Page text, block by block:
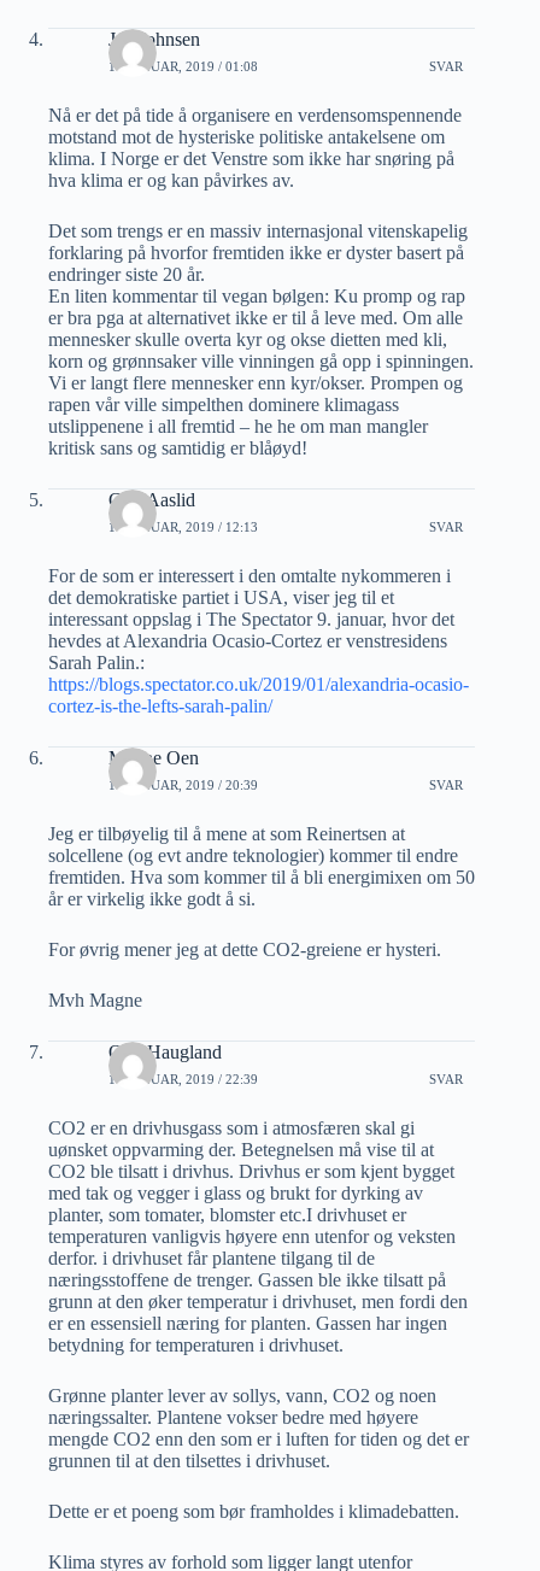
Jan Johnsen
11 JANUAR, 2019 / 01:08 SVAR
Nå er det på tide å organisere en verdensomspennende
motstand mot de hysteriske politiske antakelsene om
klima. I Norge er det Venstre som ikke har snøring på
hva klima er og kan påvirkes av.
Det som trengs er en massiv internasjonal vitenskapelig
forklaring på hvorfor fremtiden ikke er dyster basert på
endringer siste 20 år.
En liten kommentar til vegan bølgen: Ku promp og rap
er bra pga at alternativet ikke er til å leve med. Om alle
mennesker skulle overta kyr og okse dietten med kli,
korn og grønnsaker ville vinningen gå opp i spinningen.
Vi er langt flere mennesker enn kyr/okser. Prompen og
rapen vår ville simpelthen dominere klimagass
utslippenene i all fremtid – he he om man mangler
kritisk sans og samtidig er blåøyd!
Geir Aaslid
11 JANUAR, 2019 / 12:13 SVAR
For de som er interessert i den omtalte nykommeren i
det demokratiske partiet i USA, viser jeg til et
interessant oppslag i The Spectator 9. januar, hvor det
hevdes at Alexandria Ocasio-Cortez er venstresidens
Sarah Palin.:
https://blogs.spectator.co.uk/2019/01/alexandria-ocasio-
cortez-is-the-lefts-sarah-palin/
Magne Oen
11 JANUAR, 2019 / 20:39 SVAR
Jeg er tilbøyelig til å mene at som Reinertsen at
solcellene (og evt andre teknologier) kommer til endre
fremtiden. Hva som kommer til å bli energimixen om 50
år er virkelig ikke godt å si.
For øvrig mener jeg at dette CO2-greiene er hysteri.
Mvh Magne
Odd Haugland
18 JANUAR, 2019 / 22:39 SVAR
CO2 er en drivhusgass som i atmosfæren skal gi
uønsket oppvarming der. Betegnelsen må vise til at
CO2 ble tilsatt i drivhus. Drivhus er som kjent bygget
med tak og vegger i glass og brukt for dyrking av
planter, som tomater, blomster etc.I drivhuset er
temperaturen vanligvis høyere enn utenfor og veksten
derfor. i drivhuset får plantene tilgang til de
næringsstoffene de trenger. Gassen ble ikke tilsatt på
grunn at den øker temperatur i drivhuset, men fordi den
er en essensiell næring for planten. Gassen har ingen
betydning for temperaturen i drivhuset.
Grønne planter lever av sollys, vann, CO2 og noen
næringssalter. Plantene vokser bedre med høyere
mengde CO2 enn den som er i luften for tiden og det er
grunnen til at den tilsettes i drivhuset.
Dette er et poeng som bør framholdes i klimadebatten.
Klima styres av forhold som ligger langt utenfor